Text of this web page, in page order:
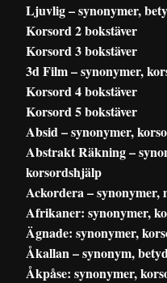
Ljuvlig – synonymer,
Korsord 2 bokstäver
Korsord 3 bokstäver
3d Film – synonymer,
Korsord 4 bokstäver
Korsord 5 bokstäver
Absid – synonymer,
Abstrakt Räkning –
korsordshjälp
Ackordera – synonymer,
Afrikaner: synonymer,
Ägnade: synonymer,
Åkallan – synonym,
Åkpåse: synonymer,